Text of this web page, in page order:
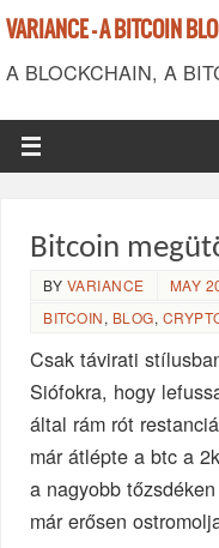
VARIANCE - A BITCOIN
A BLOCKCHAIN, A
Bitcoin
BY VARIANCE
MAY
BITCOIN, BLOG,
Csak távirati
Siófokra, hogy
által rám rót
már átlépte a btc a
a nagyobb
már erősen